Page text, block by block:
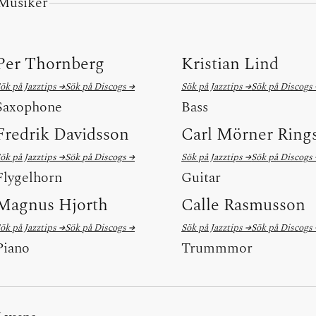
Thornberg
på Jazztips →Sök på Discogs →
Kristian Lind
Sök på Jazztips →Sök på Discogs
Bass
Davidsson
på Jazztips →Sök på Discogs →
Carl Mörner
Sök på Jazztips →Sök på Discogs
Guitar
Hjorth
på Jazztips →Sök på Discogs →
Calle Rasmusson
Sök på Jazztips →Sök på Discogs
Trummmor